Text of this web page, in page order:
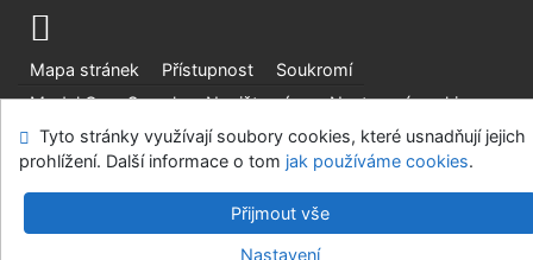
Mapa stránek Přístupnost
Soukromí
Modul OpenSearch
Napište nám Nastavení cookies
Univerzitní knihovna - Univerzita Hradec Králové
©1993-2026IPACv.4.8.63a-Cosmotron Bohemia, s.r.o.
Tyto stránky využívají soubory cookies, které usnadňují jejich
prohlížení. Další informace o tom jak používáme cookies.
Přijmout vše
Nastavení